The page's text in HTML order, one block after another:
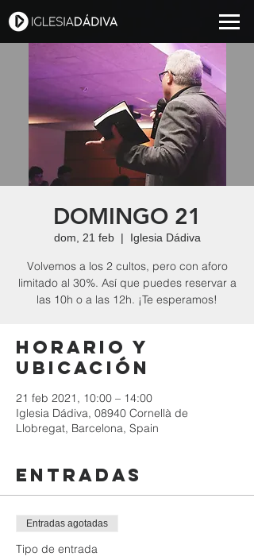
DOMINGO 21
dom, 21 feb
  |
Iglesia Dádiva
Volvemos a los 2 cultos, pero con aforo
limitado al 30%. Así que puedes reservar a
las 10h o a las 12h. ¡Te esperamos!
Horario y
ubicación
21 feb 2021, 10:00 – 14:00
Iglesia Dádiva, 08940 Cornellà de
Llobregat, Barcelona, Spain
Entradas
Entradas agotadas
Tipo de entrada